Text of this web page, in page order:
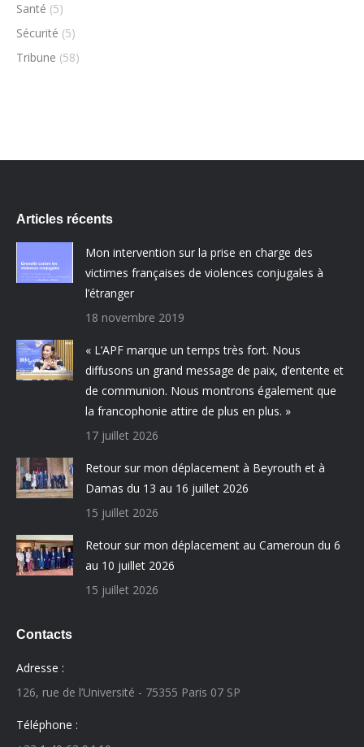
Santé (5)
Sécurité (5)
Tribune (58)
Articles récents
Mon intervention sur la prise en charge des
victimes françaises de violences conjugales à
l’étranger
18 novembre 2019
« L’APF marque un temps très fort. Nous
diffusons un grand message de paix, d’entente et
de communion. Nous montrons également que
la francophonie attire de plus en plus. »
17 juillet 2026
Retour sur mon déplacement à Beyrouth et à
Damas du 13 au 16 juillet 2026
15 juillet 2026
Retour sur mon déplacement au Cameroun du 6
au 10 juillet 2026
15 juillet 2026
Contacts
Adresse :
126, rue de l’Université - 75355 Paris 07 SP
Téléphone :